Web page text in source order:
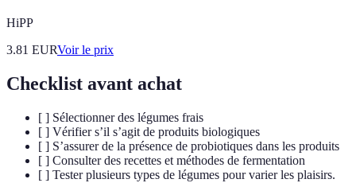
HiPP
3.81 EURVoir le prix
Checklist avant achat
[ ] Sélectionner des légumes frais
[ ] Vérifier s’il s’agit de produits biologiques
[ ] S’assurer de la présence de probiotiques dans les produits
[ ] Consulter des recettes et méthodes de fermentation
[ ] Tester plusieurs types de légumes pour varier les plaisirs.